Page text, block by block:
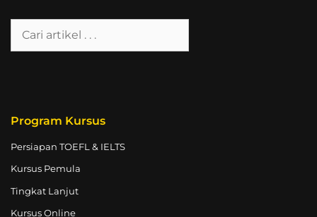
Program Kursus
Persiapan TOEFL & IELTS
Kursus Pemula
Tingkat Lanjut
Kursus Online